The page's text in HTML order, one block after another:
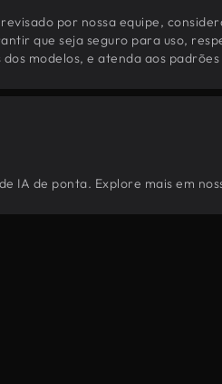
por nossa equipe,
que seja seguro para uso,
modelos, e atenda aos padrões
IA de ponta. Explore mais em